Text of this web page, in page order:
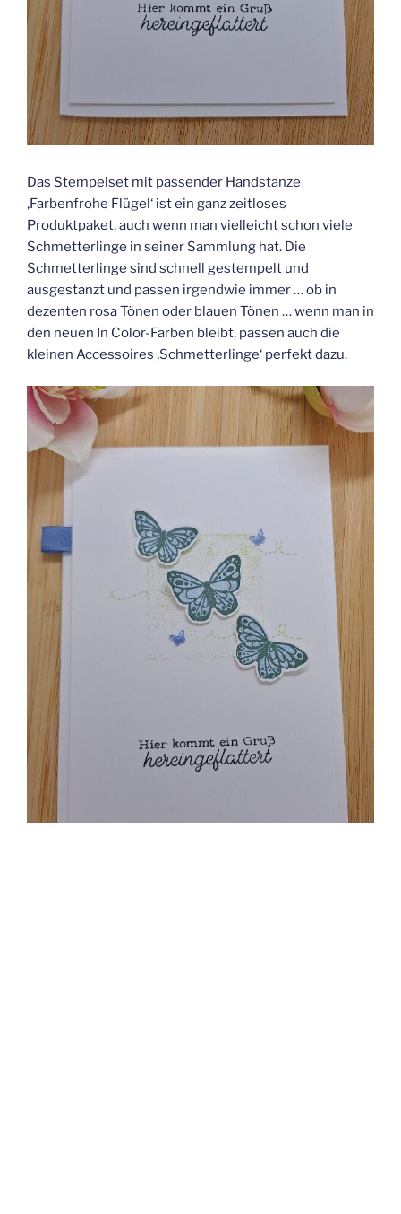
Das Stempelset mit passender Handstanze
‚Farbenfrohe Flügel‘ ist ein ganz zeitloses
Produktpaket, auch wenn man vielleicht schon viele
Schmetterlinge in seiner Sammlung hat. Die
Schmetterlinge sind schnell gestempelt und
ausgestanzt und passen irgendwie immer … ob in
dezenten rosa Tönen oder blauen Tönen … wenn man in
den neuen In Color-Farben bleibt, passen auch die
kleinen Accessoires ‚Schmetterlinge‘ perfekt dazu.